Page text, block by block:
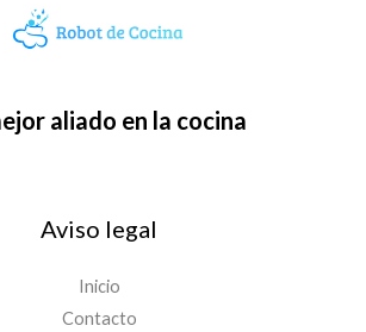
aliado en la cocina
Aviso legal
Inicio
Contacto